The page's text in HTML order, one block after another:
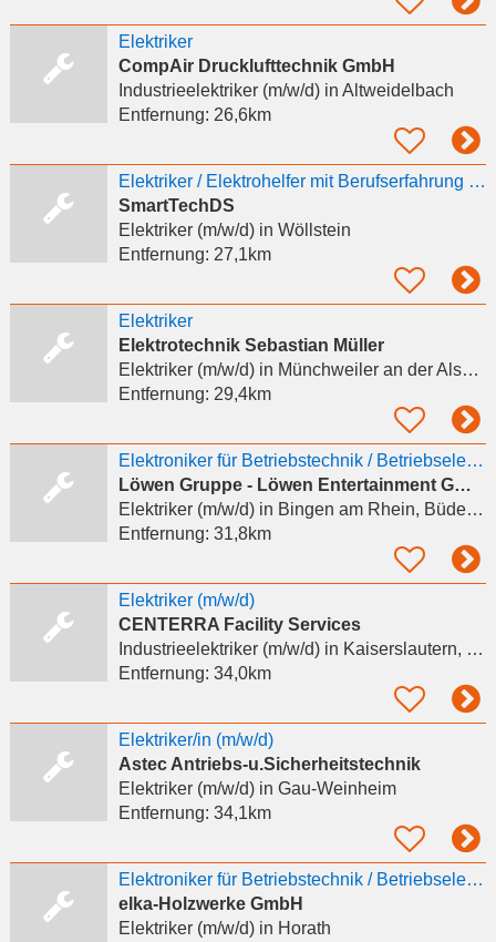
Elektriker
CompAir Drucklufttechnik GmbH
Industrieelektriker (m/w/d)in Altweidelbach
Entfernung: 26,6km
Elektriker / Elektrohelfer mit Berufserfahrung (m/w/d) gesucht
SmartTechDS
Elektriker (m/w/d)in Wöllstein
Entfernung: 27,1km
Elektriker
Elektrotechnik Sebastian Müller
Elektriker (m/w/d)in Münchweiler an der Alsenz
Entfernung: 29,4km
Elektroniker für Betriebstechnik / Betriebselektriker (m|w|d)
Löwen Gruppe - Löwen Entertainment GmbH
Elektriker (m/w/d)in Bingen am Rhein, Büdesheim
Entfernung: 31,8km
Elektriker (m/w/d)
CENTERRA Facility Services
Industrieelektriker (m/w/d)in Kaiserslautern, Einsiedlerhof
Entfernung: 34,0km
Elektriker/in (m/w/d)
Astec Antriebs-u.Sicherheitstechnik
Elektriker (m/w/d)in Gau-Weinheim
Entfernung: 34,1km
Elektroniker für Betriebstechnik / Betriebselektriker (m/w/d) Instandhaltung
elka-Holzwerke GmbH
Elektriker (m/w/d)in Horath